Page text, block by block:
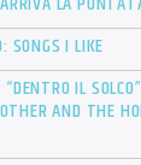
SONGS I LIKE
IL
AND THE